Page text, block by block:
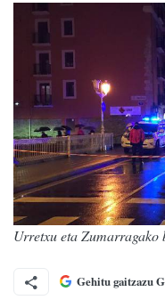
Urretxu eta Zumarragako
Gehitu gaitzazu